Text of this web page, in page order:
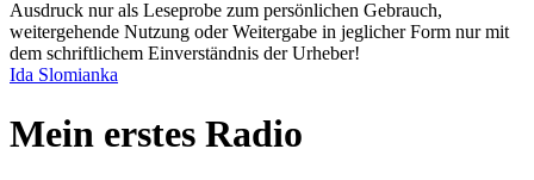
Ausdruck nur als Leseprobe zum persönlichen Gebrauch,
weitergehende Nutzung oder Weitergabe in jeglicher Form nur mit
dem schriftlichem Einverständnis der Urheber!
Ida Slomianka
Mein erstes Radio